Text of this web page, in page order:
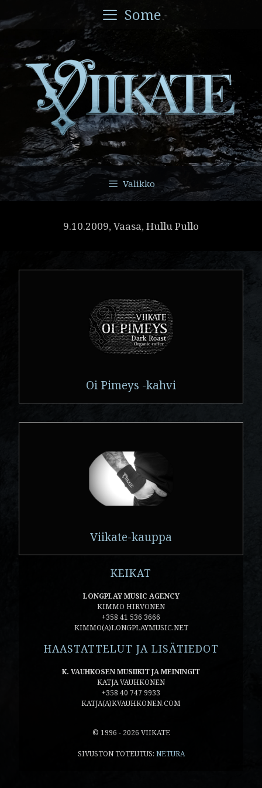
sisältöön
Some
Valikko
9.10.2009, Vaasa, Hullu Pullo
Oi Pimeys -kahvi
Viikate-kauppa
KEIKAT
LONGPLAY MUSIC AGENCY
KIMMO HIRVONEN
+358 41 536 3666
KIMMO(A)LONGPLAYMUSIC.NET
HAASTATTELUT JA LISÄTIEDOT
K. VAUHKOSEN MUSIIKIT JA MEININGIT
KATJA VAUHKONEN
+358 40 747 9933
KATJA(A)KVAUHKONEN.COM
© 1996 - 2026 VIIKATE
SIVUSTON TOTEUTUS: NETURA